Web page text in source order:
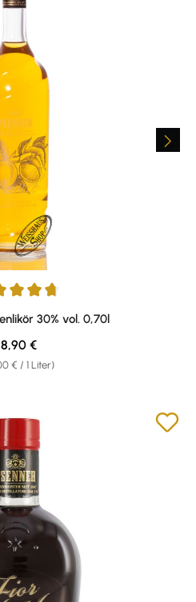
von 4.84 von 5 Sternen
30% vol. 0,70l
€ / 1 Liter)
Preis:
€